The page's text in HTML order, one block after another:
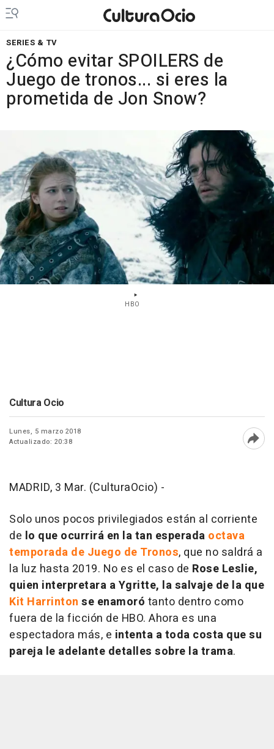
SERIES & TV
¿Cómo evitar SPOILERS de
Juego de tronos... si eres la
prometida de Jon Snow?
HBO
Cultura Ocio
Lunes, 5 marzo 2018
Actualizado: 20:38
MADRID, 3 Mar. (CulturaOcio) -
Solo unos pocos privilegiados están al corriente
de lo que ocurrirá en la tan esperada octava
temporada de Juego de Tronos, que no saldrá a
la luz hasta 2019. No es el caso de Rose Leslie,
quien interpretara a Ygritte, la salvaje de la que
Kit Harrinton se enamoró tanto dentro como
fuera de la ficción de HBO. Ahora es una
espectadora más, e intenta a toda costa que su
pareja le adelante detalles sobre la trama.